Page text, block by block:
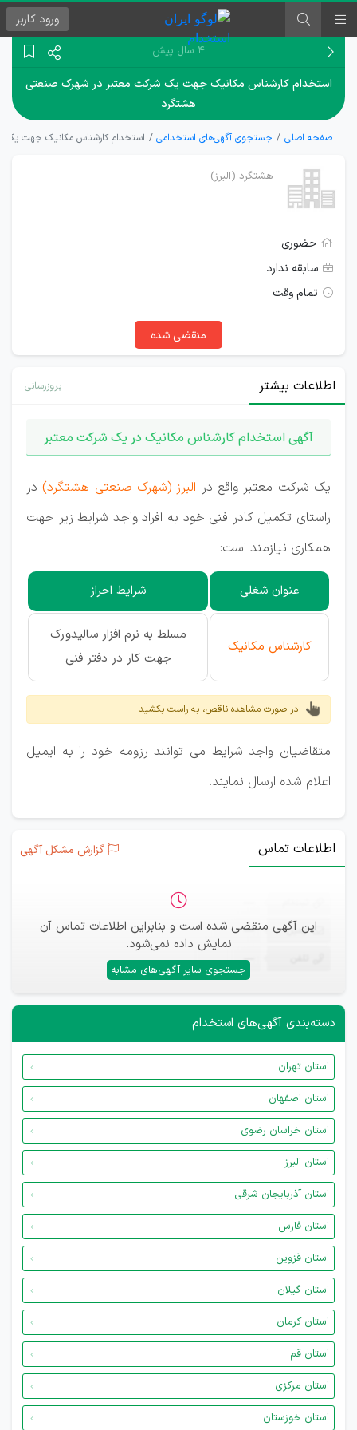
ورود کاربر
۴ سال پیش
استخدام کارشناس مکانیک جهت یک شرکت معتبر در شهرک صنعتی
هشتگرد
صفحه اصلی جستجوی آگهی‌های استخدامی استخدام کارشناس مکانیک جهت
هشتگرد (البرز)
حضوری
سابقه ندارد
تمام وقت
منقضی شده
اطلاعات بیشتر بروزرسانی
آگهی استخدام کارشناس مکانیک در یک شرکت معتبر
یک شرکت معتبر واقع در البرز (شهرک صنعتی هشتگرد) در
راستای تکمیل کادر فنی خود به افراد واجد شرایط زیر جهت
همکاری نیازمند است:
عنوان شغلی شرایط احراز
کارشناس مکانیک
مسلط به نرم افزار سالیدورک
جهت کار در دفتر فنی
در صورت مشاهده ناقص، به راست بکشید
متقاضیان واجد شرایط می توانند رزومه خود را به ایمیل
اعلام شده ارسال نمایند.
اطلاعات تماس گزارش مشکل آگهی
این آگهی منقضی شده است و بنابراین اطلاعات تماس آن
نمایش داده نمی‌شود.
جستجوی سایر آگهی‌های مشابه
ایمیل —
—
دسته‌بندی آگهی‌های استخدام
استان تهران
استان اصفهان
استان خراسان رضوی
استان البرز
استان آذربایجان شرقی
استان فارس
استان قزوین
استان گیلان
استان کرمان
استان قم
استان مرکزی
استان خوزستان